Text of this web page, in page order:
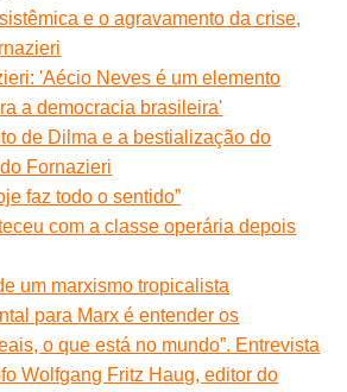
e o agravamento da crise,
'Aécio Neves é um elemento
a democracia brasileira'
de Dilma e a bestialização do
Fornazieri
faz todo o sentido”
com a classe operária depois
um marxismo tropicalista
para Marx é entender os
o que está no mundo”. Entrevista
Wolfgang Fritz Haug, editor do